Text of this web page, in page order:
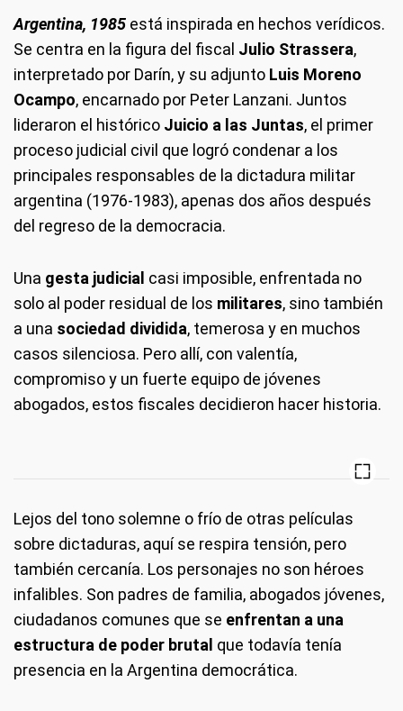
Argentina, 1985 está inspirada en hechos verídicos.
Se centra en la figura del fiscal Julio Strassera,
interpretado por Darín, y su adjunto Luis Moreno
Ocampo, encarnado por Peter Lanzani. Juntos
lideraron el histórico Juicio a las Juntas, el primer
proceso judicial civil que logró condenar a los
principales responsables de la dictadura militar
argentina (1976-1983), apenas dos años después
del regreso de la democracia.
Una gesta judicial casi imposible, enfrentada no
solo al poder residual de los militares, sino también
a una sociedad dividida, temerosa y en muchos
casos silenciosa. Pero allí, con valentía,
compromiso y un fuerte equipo de jóvenes
abogados, estos fiscales decidieron hacer historia.
Lejos del tono solemne o frío de otras películas
sobre dictaduras, aquí se respira tensión, pero
también cercanía. Los personajes no son héroes
infalibles. Son padres de familia, abogados jóvenes,
ciudadanos comunes que se enfrentan a una
estructura de poder brutal que todavía tenía
presencia en la Argentina democrática.